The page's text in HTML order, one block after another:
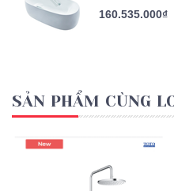
160.535.000₫
SẢN PHẨM CÙNG